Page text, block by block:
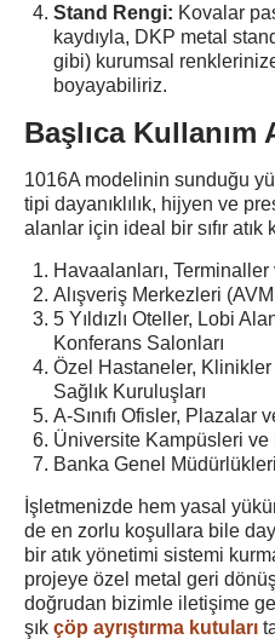
Stand Rengi: Kovalar
kaydıyla, DKP metal
gibi) kurumsal
boyayabiliriz.
Başlıca Kullanım
1016A modelinin sunduğu
tipi dayanıklılık, hijyen ve
alanlar için ideal bir sıfır
Havaalanları,
Alışveriş Merkezleri
5 Yıldızlı Oteller, Lobi
Konferans Salonları
Özel Hastaneler,
Sağlık Kuruluşları
A-Sınıfı Ofisler, Plazalar
Üniversite Kampüsleri ve
Banka Genel
İşletmenizde hem yasal
de en zorlu koşullara bile
bir atık yönetimi sistemi
projeye özel metal geri
doğrudan bizimle iletişime
şık çöp ayrıştırma kutuları